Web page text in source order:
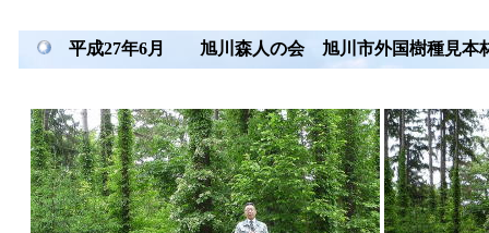
平成27年6月 旭川森人の会 旭川市外国樹種見本